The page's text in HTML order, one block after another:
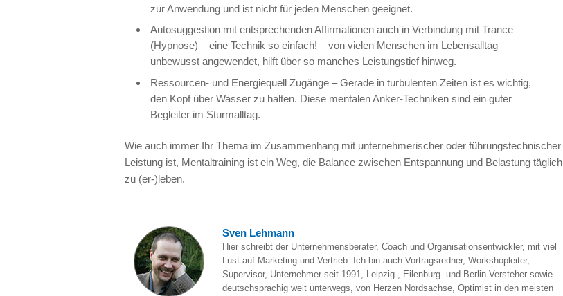
zur Anwendung und ist nicht für jeden Menschen geeignet.
Autosuggestion mit entsprechenden Affirmationen auch in Verbindung mit Trance
(Hypnose) – eine Technik so einfach! – von vielen Menschen im Lebensalltag
unbewusst angewendet, hilft über so manches Leistungstief hinweg.
Ressourcen- und Energiequell Zugänge – Gerade in turbulenten Zeiten ist es wichtig,
den Kopf über Wasser zu halten. Diese mentalen Anker-Techniken sind ein guter
Begleiter im Sturmalltag.
Wie auch immer Ihr Thema im Zusammenhang mit unternehmerischer oder führungstechnischer
Leistung ist, Mentaltraining ist ein Weg, die Balance zwischen Entspannung und Belastung täglich
zu (er-)leben.
Sven Lehmann
Hier schreibt der Unternehmensberater, Coach und Organisationsentwickler, mit viel
Lust auf Marketing und Vertrieb. Ich bin auch Vortragsredner, Workshopleiter,
Supervisor, Unternehmer seit 1991, Leipzig-, Eilenburg- und Berlin-Versteher sowie
deutschsprachig weit unterwegs, von Herzen Nordsachse, Optimist in den meisten